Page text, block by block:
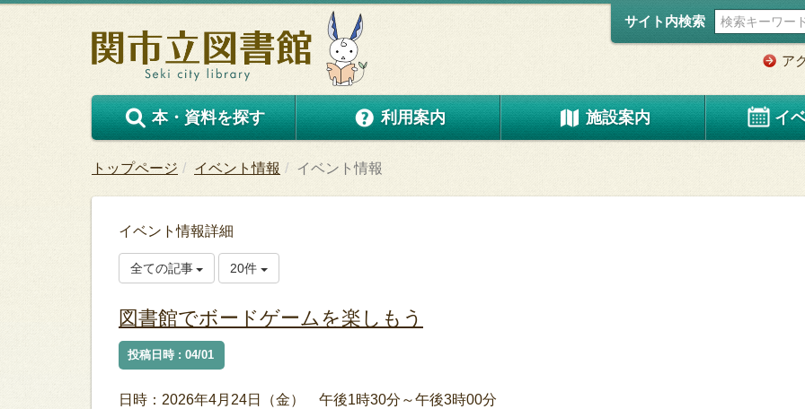
サイト内検索
ア
本・資料を探す 利用案内 施設案内 イ
トップページ イベント情報 イベント情報
イベント情報詳細
全ての記事 20件
図書館でボードゲームを楽しもう
投稿日時 : 04/01
日時：2026年4月24日（金） 午後1時30分～午後3時00分